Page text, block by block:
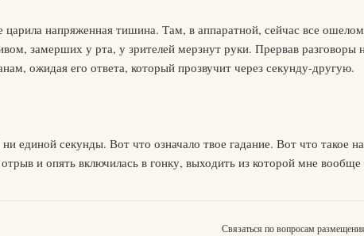
напряженная тишина. Там, в аппаратной, сейчас все
замерших у рта, у зрителей мерзнут руки. Прервав разговоры
ожидая его ответа, который прозвучит через секунду-другую.
секунды. Вот что означало твое гадание. Вот что такое
и опять включилась в гонку, выходить из которой мне вообще
Связаться по вопросам